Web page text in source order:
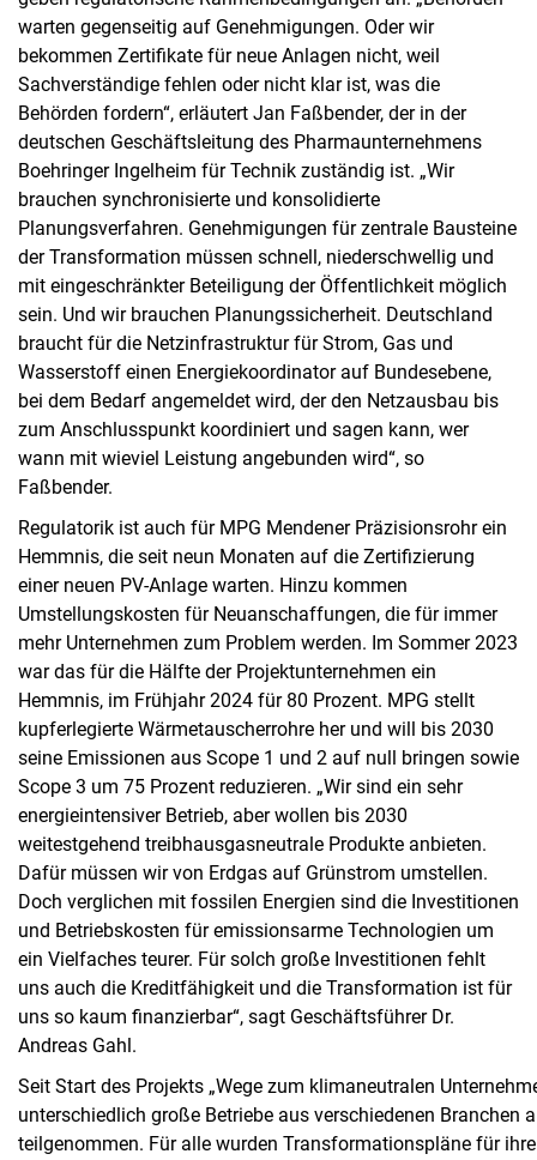
warten gegenseitig auf Genehmigungen. Oder wir
bekommen Zertifikate für neue Anlagen nicht, weil
Sachverständige fehlen oder nicht klar ist, was die
Behörden fordern“, erläutert Jan Faßbender, der in der
deutschen Geschäftsleitung des Pharmaunternehmens
Boehringer Ingelheim für Technik zuständig ist. „Wir
brauchen synchronisierte und konsolidierte
Planungsverfahren. Genehmigungen für zentrale Bausteine
der Transformation müssen schnell, niederschwellig und
mit eingeschränkter Beteiligung der Öffentlichkeit möglich
sein. Und wir brauchen Planungssicherheit. Deutschland
braucht für die Netzinfrastruktur für Strom, Gas und
Wasserstoff einen Energiekoordinator auf Bundesebene,
bei dem Bedarf angemeldet wird, der den Netzausbau bis
zum Anschlusspunkt koordiniert und sagen kann, wer
wann mit wieviel Leistung angebunden wird“, so
Faßbender.
Regulatorik ist auch für MPG Mendener Präzisionsrohr ein
Hemmnis, die seit neun Monaten auf die Zertifizierung
einer neuen PV-Anlage warten. Hinzu kommen
Umstellungskosten für Neuanschaffungen, die für immer
mehr Unternehmen zum Problem werden. Im Sommer 2023
war das für die Hälfte der Projektunternehmen ein
Hemmnis, im Frühjahr 2024 für 80 Prozent. MPG stellt
kupferlegierte Wärmetauscherrohre her und will bis 2030
seine Emissionen aus Scope 1 und 2 auf null bringen sowie
Scope 3 um 75 Prozent reduzieren. „Wir sind ein sehr
energieintensiver Betrieb, aber wollen bis 2030
weitestgehend treibhausgasneutrale Produkte anbieten.
Dafür müssen wir von Erdgas auf Grünstrom umstellen.
Doch verglichen mit fossilen Energien sind die Investitionen
und Betriebskosten für emissionsarme Technologien um
ein Vielfaches teurer. Für solch große Investitionen fehlt
uns auch die Kreditfähigkeit und die Transformation ist für
uns so kaum finanzierbar“, sagt Geschäftsführer Dr.
Andreas Gahl.
Seit Start des Projekts „Wege zum klimaneutralen
unterschiedlich große Betriebe aus verschiedenen Branchen
teilgenommen. Für alle wurden Transformationspläne für